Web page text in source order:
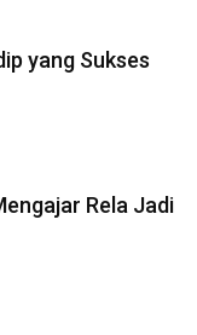
yang Sukses
Rela Jadi